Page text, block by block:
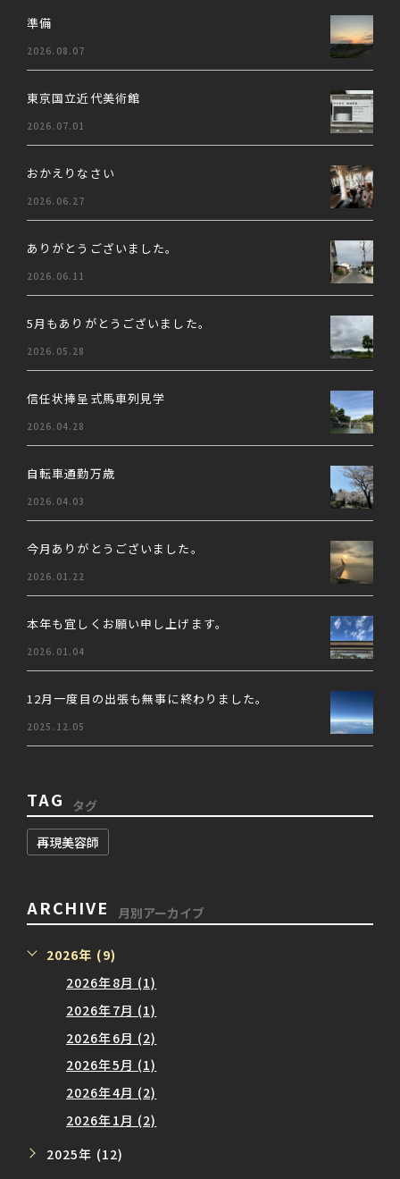
準備
2026.08.07
東京国立近代美術館
2026.07.01
おかえりなさい
2026.06.27
ありがとうございました。
2026.06.11
5月もありがとうございました。
2026.05.28
信任状捧呈式馬車列見学
2026.04.28
自転車通勤万歳
2026.04.03
今月ありがとうございました。
2026.01.22
本年も宜しくお願い申し上げます。
2026.01.04
12月一度目の出張も無事に終わりました。
2025.12.05
TAG タグ
再現美容師
ARCHIVE 月別アーカイブ
2026年 (9)
2026年8月 (1)
2026年7月 (1)
2026年6月 (2)
2026年5月 (1)
2026年4月 (2)
2026年1月 (2)
2025年 (12)